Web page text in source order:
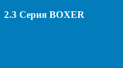
2.3 Серия BOXER